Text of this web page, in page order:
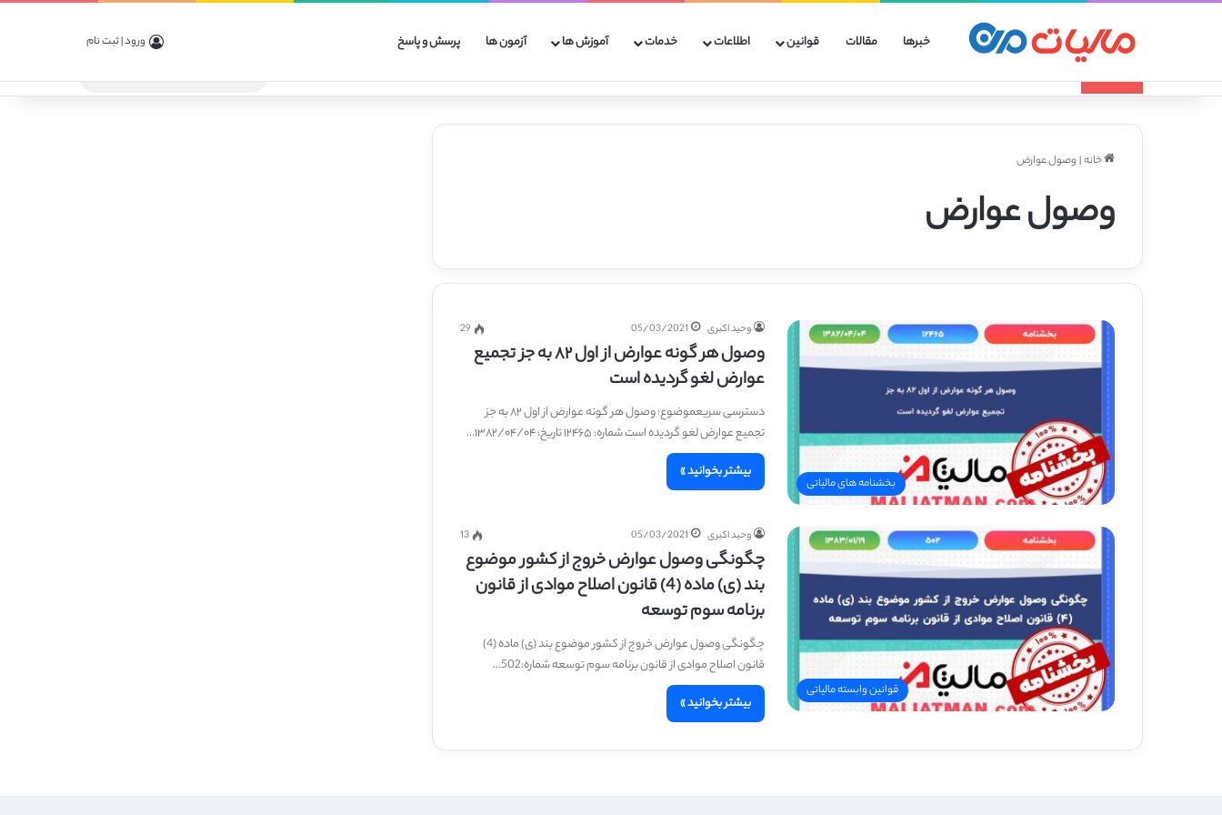
خبرها مقالات قوانین اطلاعات خدمات آموزش ها آزمون ها پرسش و پاسخ ورود | ثبت نام
خانه| وصول عوارض
وصول عوارض
بخشنامه های مالیاتی
وحید اکبری 05/03/2021
29
وصول هر گونه عوارض از اول ۸۲ به جز تجمیع
عوارض لغو گردیده است
دسترسی سریعموضوع: وصول هر گونه عوارض از اول ۸۲ به جز
تجمیع عوارض لغو گردیده است شماره: ۱۲۴۶۵ تاریخ: ۱۳۸۲/۰۴/۰۴…
بیشتر بخوانید »
قوانین وابسته مالیاتی
وحید اکبری 05/03/2021
13
چگونگی وصول عوارض خروج از کشور موضوع
بند (ی) ماده (4) قانون اصلاح موادی از قانون
برنامه سوم توسعه
چگونگی وصول عوارض خروج از کشور موضوع بند (ی) ماده (4)
قانون اصلاح موادی از قانون برنامه سوم توسعه شماره:502…
بیشتر بخوانید »